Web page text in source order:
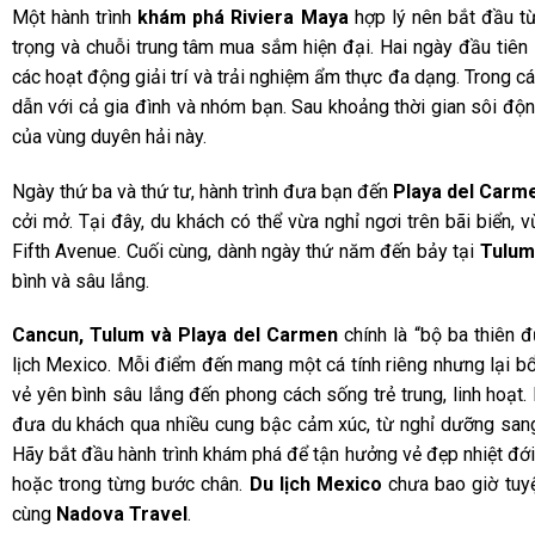
Một hành trình khám phá Riviera Mayahợp lý nên bắt đầu
trọng và chuỗi trung tâm mua sắm hiện đại. Hai ngày đầu
các hoạt động giải trí và trải nghiệm ẩm thực đa dạng. Trong
dẫn với cả gia đình và nhóm bạn. Sau khoảng thời gian sôi
của vùng duyên hải này.
Ngày thứ ba và thứ tư, hành trình đưa bạn đến Playa del
cởi mở. Tại đây, du khách có thể vừa nghỉ ngơi trên bãi
Fifth Avenue. Cuối cùng, dành ngày thứ năm đến bảy tại Tulum
bình và sâu lắng.
Cancun, Tulum và Playa del Carmen chính là “bộ ba thiên
lịch Mexico. Mỗi điểm đến mang một cá tính riêng nhưng lại
vẻ yên bình sâu lắng đến phong cách sống trẻ trung, linh
đưa du khách qua nhiều cung bậc cảm xúc, từ nghỉ dưỡng
Hãy bắt đầu hành trình khám phá để tận hưởng vẻ đẹp nhiệt
hoặc trong từng bước chân. Du lịch Mexico chưa bao giờ
cùng Nadova Travel .